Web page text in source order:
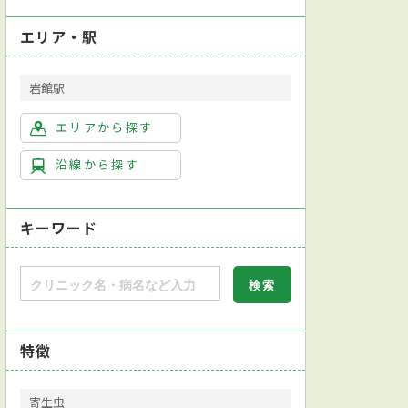
エリア・駅
岩館駅
エリアから探す
沿線から探す
キーワード
特徴
寄生虫